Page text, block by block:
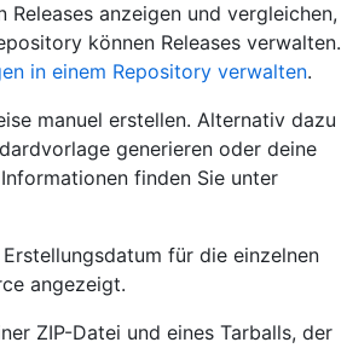
anzeigen und vergleichen,
können Releases verwalten.
in einem Repository verwalten.
manuel erstellen. Alternativ dazu
generieren oder deine
finden Sie unter
für die einzelnen
angezeigt.
ZIP-Datei und eines Tarballs, der